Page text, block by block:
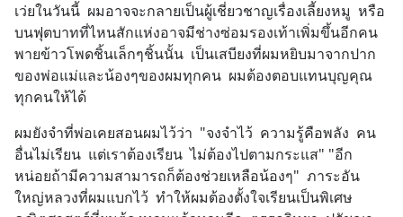
เว่ยในวันนี้  ผมอาจจะกลายเป็นผู้เชี่ยวชาญเรื่องเลี้ยงหมู  หรือ
บนฟุตบาทที่ไหนสักแห่งอาจมีช่างซ่อมรองเท้าเพิ่มขึ้นอีกคน
พายข้าวโพดชิ้นเล็กๆชิ้นนั้น  เป็นเสบียงที่ผมหยิบมาจากปาก
ของพ่อแม่และน้องๆของผมทุกคน  ผมต้องตอบแทนบุญคุณ
ทุกคนให้ได้
ผมยังจำที่พ่อเคยสอนผมไว้ว่า  "จงจำไว้  ความรู้คือพลัง  คน
อื่นไม่เรียน  แต่เราต้องเรียน  ไม่ต้องไปตามกระแส" "อีก
หน่อยถ้ามีความสามารถก็ต้องช่วยเหลือน้องๆ"  ภาระอัน
ใหญ่หลวงที่ผมแบกไว้  ทำให้ผมต้องตั้งใจเรียนเป็นพิเศษ